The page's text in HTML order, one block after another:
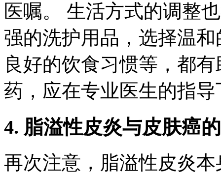
医嘱。 生活方式的调整
强的洗护用品，选择温
良好的饮食习惯等，都
药，应在专业医生的指
4. 脂溢性皮炎与皮肤癌
再次注意，脂溢性皮炎